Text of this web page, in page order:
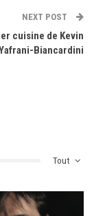
NEXT POST
cuisine de Kevin
Biancardini
Tout